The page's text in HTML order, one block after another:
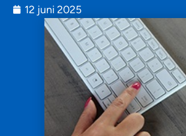
12 juni 2025